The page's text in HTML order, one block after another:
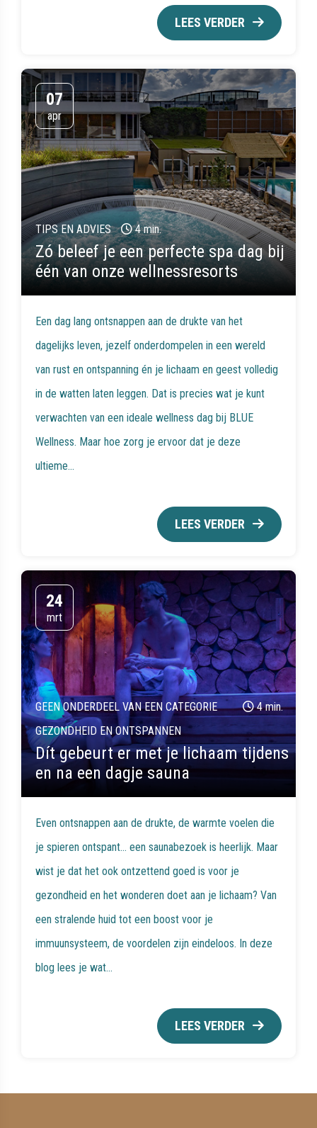
LEES VERDER
07
apr
TIPS EN ADVIES 4 min.
Zó beleef je een perfecte spa dag bij
één van onze wellnessresorts
Een dag lang ontsnappen aan de drukte van het
dagelijks leven, jezelf onderdompelen in een wereld
van rust en ontspanning én je lichaam en geest volledig
in de watten laten leggen. Dat is precies wat je kunt
verwachten van een ideale wellness dag bij BLUE
Wellness. Maar hoe zorg je ervoor dat je deze
ultieme...
LEES VERDER
24
mrt
GEEN ONDERDEEL VAN EEN CATEGORIE
GEZONDHEID EN ONTSPANNEN
4 min.
Dít gebeurt er met je lichaam tijdens
en na een dagje sauna
Even ontsnappen aan de drukte, de warmte voelen die
je spieren ontspant… een saunabezoek is heerlijk. Maar
wist je dat het ook ontzettend goed is voor je
gezondheid en het wonderen doet aan je lichaam? Van
een stralende huid tot een boost voor je
immuunsysteem, de voordelen zijn eindeloos. In deze
blog lees je wat...
LEES VERDER